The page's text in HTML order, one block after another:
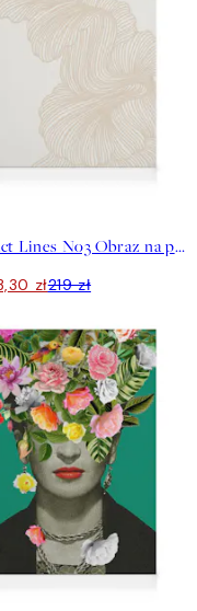
Abstract Lines No3 Obraz na płótnie
zł219 zł